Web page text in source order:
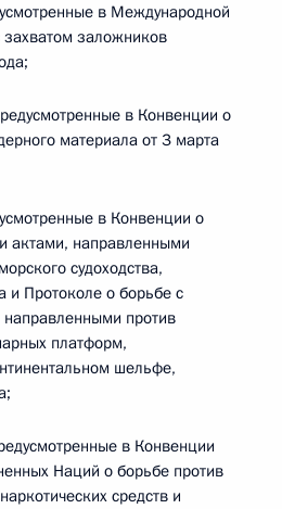
в Международной
заложников
в Конвенции о
материала от 3 марта
в Конвенции о
актами, направленными
судоходства,
и Протоколе о борьбе с
против
платформ,
шельфе,
в Конвенции
Наций о борьбе против
средств и